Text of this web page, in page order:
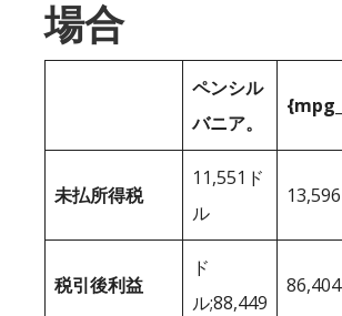
場合
ペンシル
バニア。
未払所得税
11,551ド
ル
税引後利益
ド
ル;88,449